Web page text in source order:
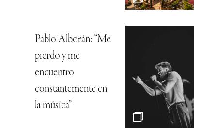
Pablo Alborán: “Me
pierdo y me
encuentro
constantemente en
la música”